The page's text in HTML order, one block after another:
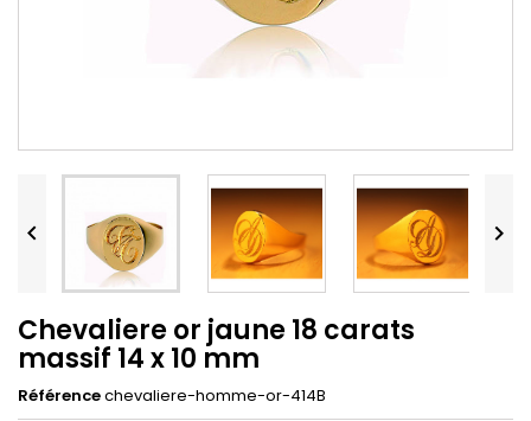
 
Chevaliere or jaune 18 carats
massif 14 x 10 mm
Référencechevaliere-homme-or-414B